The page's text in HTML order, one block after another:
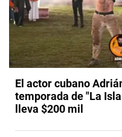
El actor cubano
temporada de "La
lleva $200 mil